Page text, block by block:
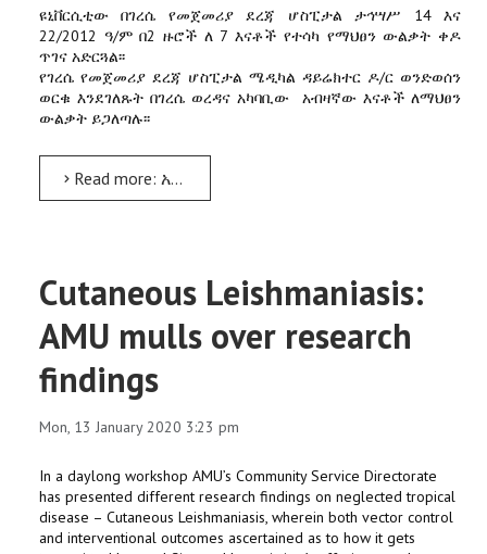
ዩኒቨርሲቲው በገረሴ የመጀመሪያ ደረጃ ሆስፒታል ታኅሣሥ 14 እና
22/2012 ዓ/ም በ2 ዙሮች ለ 7 እናቶች የተሳካ የማህፀን ውልቃት ቀዶ
ጥገና አድርጓል፡፡
የገረሴ የመጀመሪያ ደረጃ ሆስፒታል ሜዲካል ዳይሬክተር ዶ/ር ወንድወሰን
ወርቁ እንደገለጹት በገረሴ ወረዳና አካባቢው አብዛኛው እናቶች ለማህፀን
ውልቃት ይጋለጣሉ፡፡
Read more: አርባ ምንጭ ዩኒቨርሲቲ በገረሴ የመጀመሪያ ደረጃ ሆስፒታል ለ7 እናቶች የማህፀን ውልቃት ቀዶ ጥገና አደረገ
Cutaneous Leishmaniasis:
AMU mulls over research
findings
Mon, 13 January 2020 3:23 pm
In a daylong workshop AMU’s Community Service Directorate
has presented different research findings on neglected tropical
disease – Cutaneous Leishmaniasis, wherein both vector control
and interventional outcomes ascertained as to how it gets